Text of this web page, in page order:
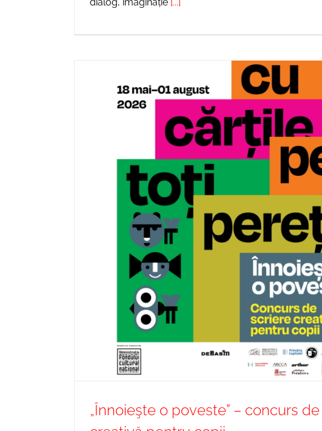
„Înnoieşte o poveste” – concurs